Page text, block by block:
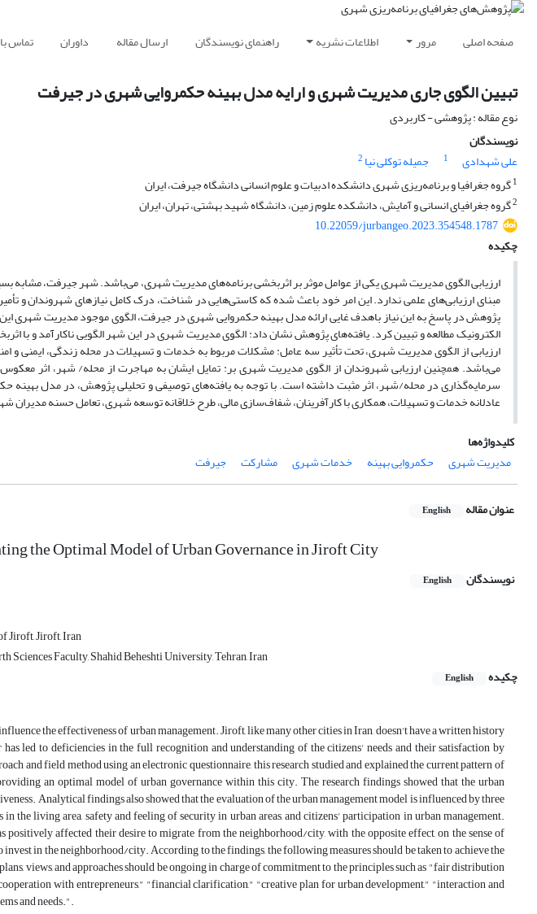
صفحه اصلی مرور اطلاعات نشریه راهنمای نویسندگان ارسال مقاله داوران تماس
تبیین الگوی جاری مدیریت شهری و ارایه مدل بهینه حکمروایی شهری در جیرفت
نوع مقاله : پژوهشی - کاربردی
نویسندگان
علی شهدادی
1 جمیله توکلی نیا 2
1گروه جغرافیا و برنامه‌ریزی شهری دانشکده ادبیات و علوم انسانی دانشگاه جیرفت، ایران
2گروه جغرافیای انسانی و آمایش، دانشکده علوم زمین، دانشگاه شهید بهشتی، تهران، ایران
10.22059/jurbangeo.2023.354548.1787
چکیده
ارزیابی الگوی مدیریت شهری یکی از عوامل موثر بر اثربخشی برنامه‌های مدیریت شهری، می‌باشد. شهر جیرفت، مشابه
مبنای ارزیابی‌های علمی ندارد. این امر خود باعث شده که کاستی‌هایی در شناخت، درک کامل نیازهای شهروندان و
پژوهش در پاسخ به این نیاز باهدف غایی ارائه مدل بهینه حکمروایی شهری در جیرفت، الگوی موجود مدیریت شهری
الکترونیک مطالعه و تبیین کرد. یافته‌های پژوهش نشان داد: الگوی مدیریت شهری در این شهر الگویی ناکارآمد و با
ارزیابی از الگوی مدیریت شهری، تحت تأثیر سه عامل: مشکلات مربوط به خدمات و تسهیلات در محله زندگی،
می‌باشد. همچنین ارزیابی شهروندان از الگوی مدیریت شهری بر: تمایل ایشان به مهاجرت از محله/ شهر، اثر
سرمایه‌گذاری در محله/شهر، اثر مثبت داشته است. با توجه به یافته‌های توصیفی و تحلیلی پژوهش، در مدل بهینه
عادلانه خدمات و تسهیلات، همکاری با کارآفرینان، شفاف‌سازی مالی، طرح خلاقانه توسعه شهری، تعامل حسنه مدیران
کلیدواژه‌ها
مدیریت شهری
حکمروایی بهینه خدمات شهری مشارکت جیرفت
عنوان مقاله English
the Optimal Model of Urban Governance in Jiroft City
نویسندگان English
Jiroft, Jiroft, Iran
Sciences Faculty, Shahid Beheshti University, Tehran, Iran
چکیده
English
the effectiveness of urban management. Jiroft, like many other cities in Iran, doesn't have a written history
led to deficiencies in the full recognition and understanding of the citizens' needs and their satisfaction by
and field method using an electronic questionnaire, this research studied and explained the current pattern of
an optimal model of urban governance within this city. The research findings showed that the urban
Analytical findings also showed that the evaluation of the urban management model is influenced by three
the living area, safety and feeling of security in urban areas, and citizens' participation in urban management.
positively affected their desire to migrate from the neighborhood/city, with the opposite effect, on the sense of
the following measures should be taken to achieve the
views, and approaches should be ongoing in charge of commitment to the principles such as "fair distribution
with entrepreneurs," "financial clarification," "creative plan for urban development," "interaction and
and needs.".